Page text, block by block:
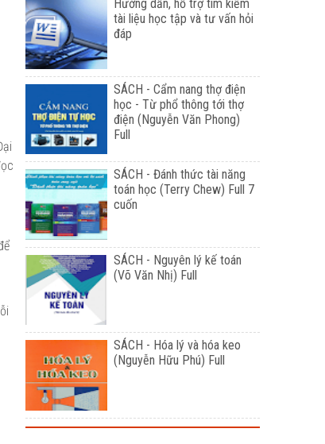
Hướng dẫn, hỗ trợ tìm kiếm
tài liệu học tập và tư vấn hỏi
đáp
SÁCH - Cẩm nang thợ điện
học - Từ phổ thông tới thợ
điện (Nguyễn Văn Phong)
Full
SÁCH - Đánh thức tài năng
toán học (Terry Chew) Full 7
cuốn
SÁCH - Nguyên lý kế toán
(Võ Văn Nhị) Full
SÁCH - Hóa lý và hóa keo
(Nguyễn Hữu Phú) Full